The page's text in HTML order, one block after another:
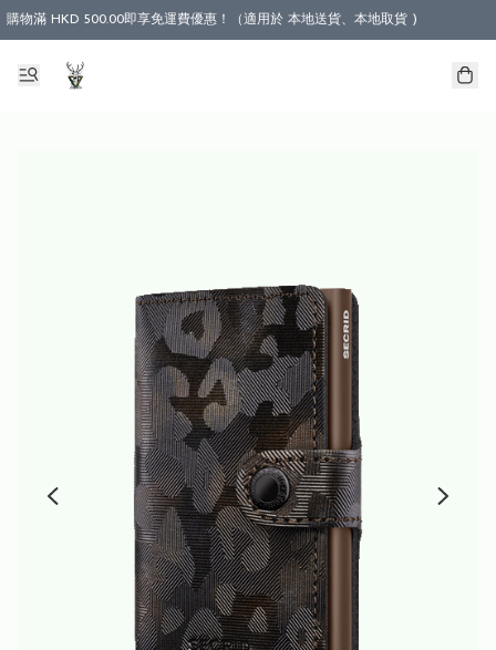
購物滿 HKD 500.00即享免運費優惠！（適用於 本地送貨、本地取貨 )